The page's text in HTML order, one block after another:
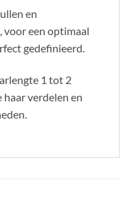
en
voor een optimaal
gedefinieerd.
1 tot 2
verdelen en